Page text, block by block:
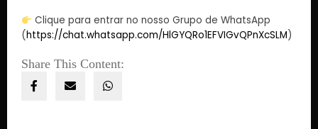
Clique para entrar no nosso Grupo de WhatsApp
(https://chat.whatsapp.com/HlGYQRo1EFVIGvQPnXcSLM)
Share This Content: